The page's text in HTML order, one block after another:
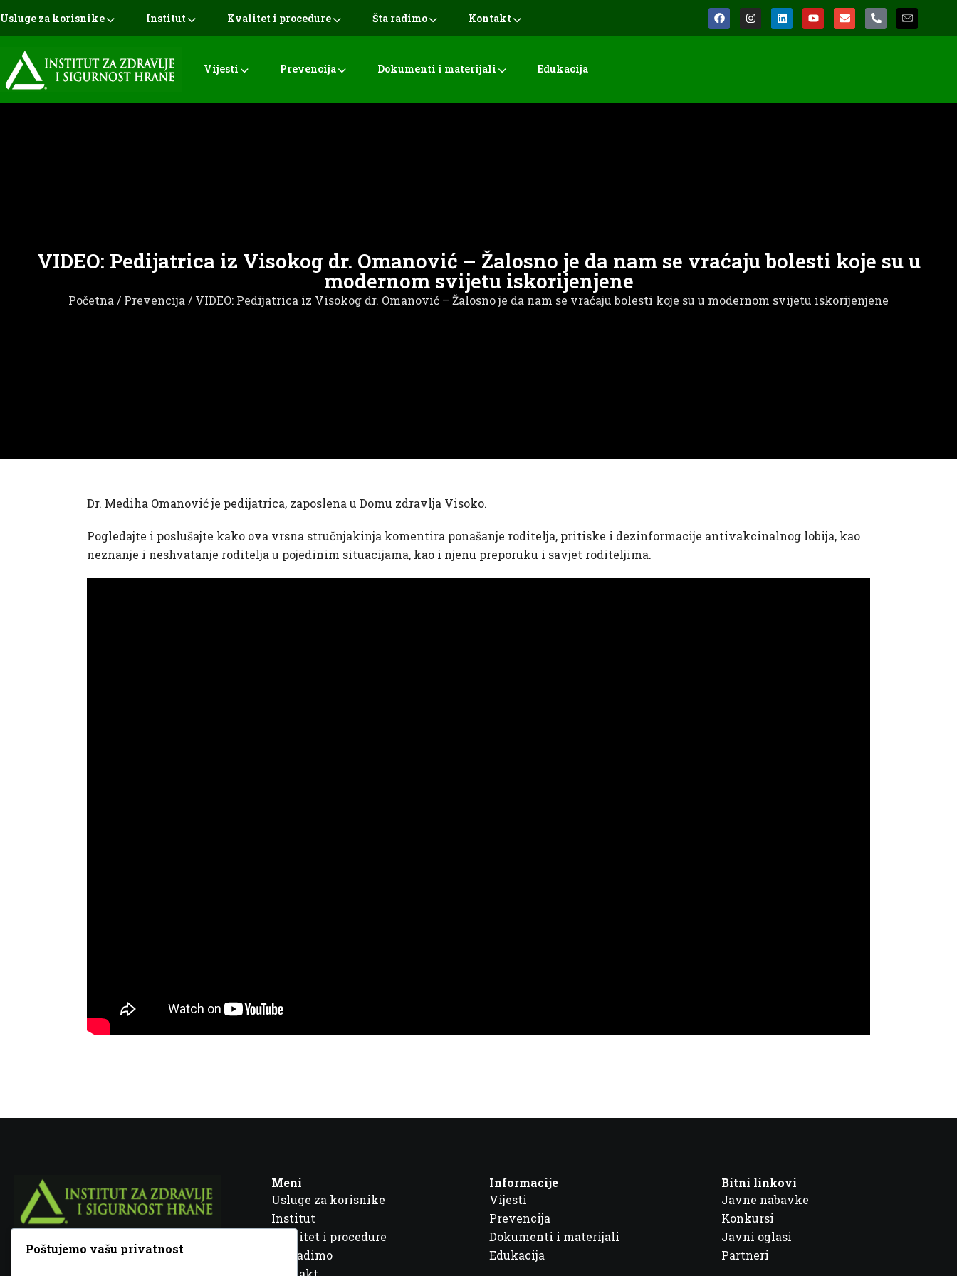
Usluge za korisnike Institut Kvalitet i procedure Šta radimo Kontakt
Vijesti Prevencija Dokumenti i materijali Edukacija
VIDEO: Pedijatrica iz Visokog dr. Omanović – Žalosno je da nam se vraćaju bolesti koje su u
modernom svijetu iskorijenjene
Početna/ Prevencija/ VIDEO: Pedijatrica iz Visokog dr. Omanović – Žalosno je da nam se vraćaju bolesti koje su u modernom svijetu iskorijenjene
Dr. Mediha Omanović je pedijatrica, zaposlena u Domu zdravlja Visoko.
Pogledajte i poslušajte kako ova vrsna stručnjakinja komentira ponašanje roditelja, pritiske i dezinformacije antivakcinalnog lobija, kao
neznanje i neshvatanje roditelja u pojedinim situacijama, kao i njenu preporuku i savjet roditeljima.
Fra Ivana Jukića br. 2, 72000 Zenica, BiH
Meni
Usluge za korisnike
Institut
Kvalitet i procedure
Šta radimo
Informacije
Vijesti
Prevencija
Dokumenti i materijali
Edukacija
Bitni linkovi
Javne nabavke
Konkursi
Javni oglasi
Partneri
Poštujemo vašu privatnost